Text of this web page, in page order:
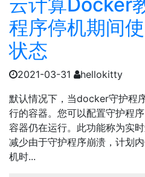
程序停机期间
状态
2021-03-31
hellokitty
默认情况下，当docker守护程
行的容器。您可以配置守护程
容器仍在运行。此功能称为实
减少由于守护程序崩溃，计划
机时...